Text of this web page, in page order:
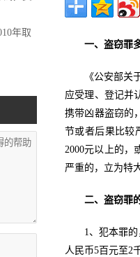
年取
一、盗窃罪
《公安部
应受理、登记并
携带凶器盗窃的
节或者后果比较
2000元以上的，
严重的，立为特
二、盗窃罪
1、犯本罪
人民币5百元至2